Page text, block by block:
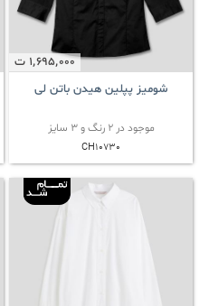
1٬695٬000 ت
شومیز پپلین هیدن باتن لی
موجود در 2 رنگ و 3 سایز
CH10730